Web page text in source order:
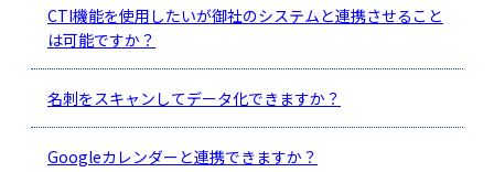
CTI機能を使用したいが御社のシステムと連携させること
は可能ですか？
名刺をスキャンしてデータ化できますか？
Googleカレンダーと連携できますか？